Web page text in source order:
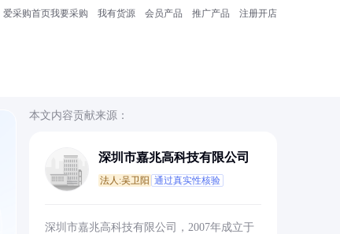
爱采购首页我要采购 我有货源 会员产品 推广产品 注册开店
本文内容贡献来源：
深圳市嘉兆高科技有限公司
法人:吴卫阳 通过真实性核验
深圳市嘉兆高科技有限公司，2007年成立于